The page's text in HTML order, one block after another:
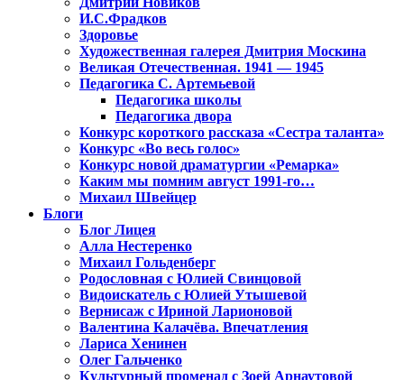
И.С.Фрадков
Здоровье
Художественная галерея Дмитрия Москина
Великая Отечественная. 1941 — 1945
Педагогика С. Артемьевой
Педагогика школы
Педагогика двора
Конкурс короткого рассказа «Сестра таланта»
Конкурс «Во весь голос»
Конкурс новой драматургии «Ремарка»
Каким мы помним август 1991-го…
Михаил Швейцер
Блоги
Блог Лицея
Алла Нестеренко
Михаил Гольденберг
Родословная с Юлией Свинцовой
Видоискатель с Юлией Утышевой
Вернисаж с Ириной Ларионовой
Валентина Калачёва. Впечатления
Лариса Хенинен
Олег Гальченко
Культурный променад с Зоей Арнаутовой